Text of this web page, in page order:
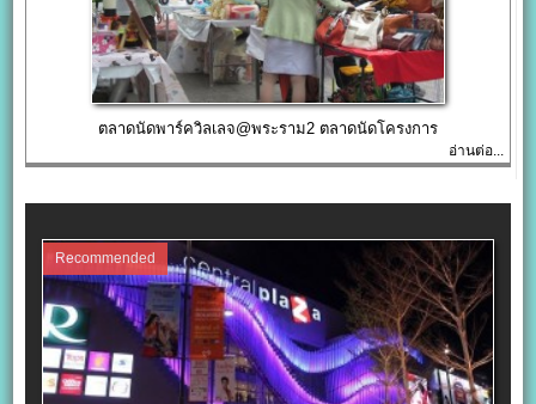
ตลาดนัดพาร์ควิลเลจ@พระราม2 ตลาดนัดโครงการ
อ่านต่อ...
Recommended